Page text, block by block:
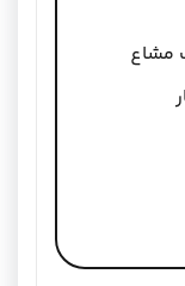
مشاع